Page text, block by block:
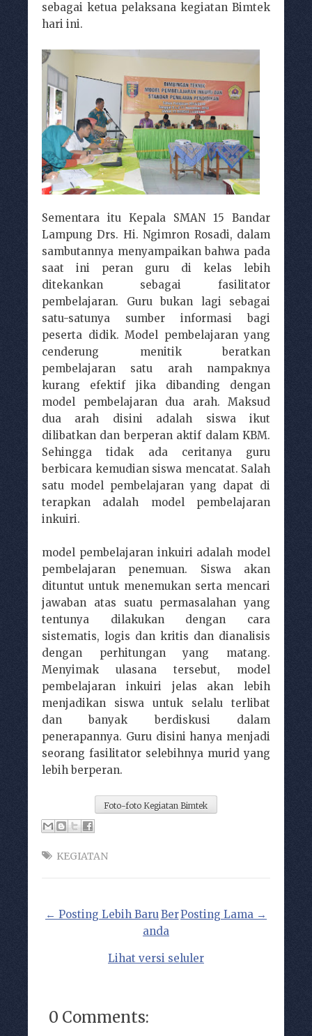
sebagai ketua pelaksana kegiatan Bimtek
hari ini.
Sementara itu Kepala SMAN 15 Bandar
Lampung Drs. Hi. Ngimron Rosadi, dalam
sambutannya menyampaikan bahwa pada
saat ini peran guru di kelas lebih
ditekankan sebagai fasilitator
pembelajaran. Guru bukan lagi sebagai
satu-satunya sumber informasi bagi
peserta didik. Model pembelajaran yang
cenderung menitik beratkan
pembelajaran satu arah nampaknya
kurang efektif jika dibanding dengan
model pembelajaran dua arah. Maksud
dua arah disini adalah siswa ikut
dilibatkan dan berperan aktif dalam KBM.
Sehingga tidak ada ceritanya guru
berbicara kemudian siswa mencatat. Salah
satu model pembelajaran yang dapat di
terapkan adalah model pembelajaran
inkuiri.
model pembelajaran inkuiri adalah model
pembelajaran penemuan. Siswa akan
dituntut untuk menemukan serta mencari
jawaban atas suatu permasalahan yang
tentunya dilakukan dengan cara
sistematis, logis dan kritis dan dianalisis
dengan perhitungan yang matang.
Menyimak ulasana tersebut, model
pembelajaran inkuiri jelas akan lebih
menjadikan siswa untuk selalu terlibat
dan banyak berdiskusi dalam
penerapannya. Guru disini hanya menjadi
seorang fasilitator selebihnya murid yang
lebih berperan.
Foto-foto Kegiatan Bimtek
KEGIATAN
← Posting Lebih Baru Posting Lama →
Ber
anda
Lihat versi seluler
0 Comments: